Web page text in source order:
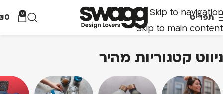
Skip to navigation
Skip to main content
תפריט 0
0
ניווט קטגוריות מהיר